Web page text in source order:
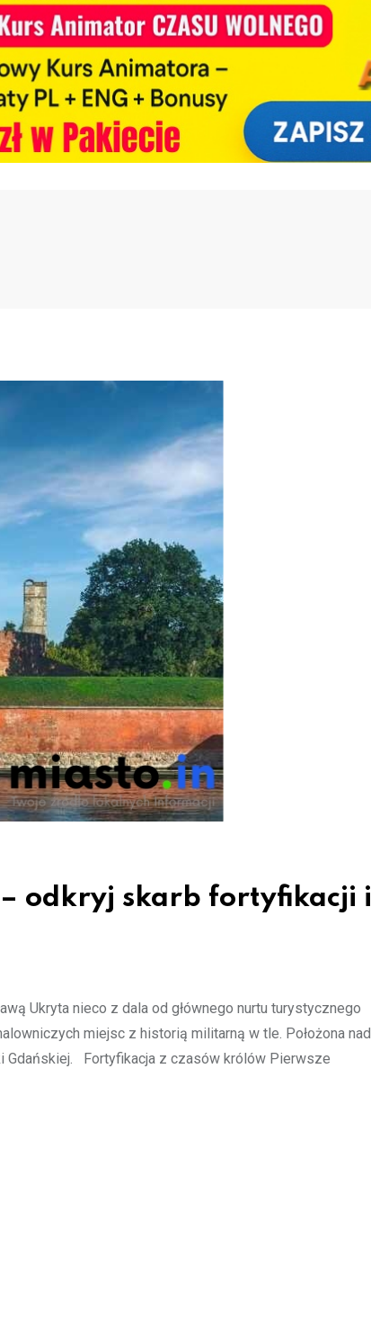
– odkryj skarb fortyfikacji i
Ukryta nieco z dala od głównego nurtu turystycznego
miejsc z historią militarną w tle. Położona nad
Gdańskiej. Fortyfikacja z czasów królów Pierwsze